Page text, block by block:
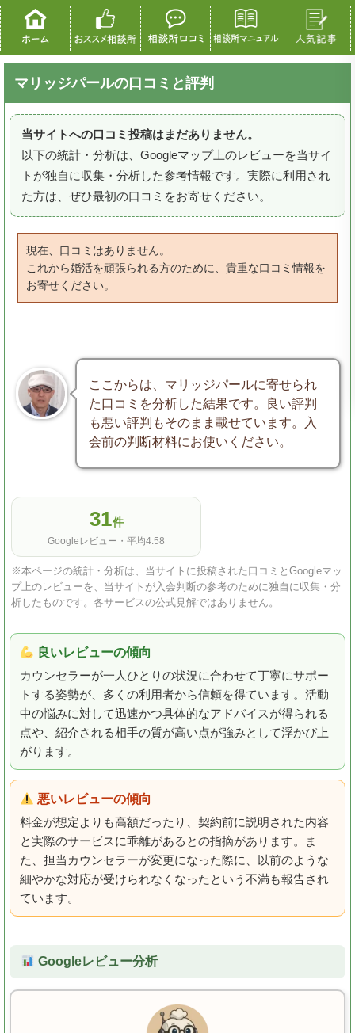
マリッジパールの口コミと評判
当サイトへの口コミ投稿はまだありません。
以下の統計・分析は、Googleマップ上のレビューを当サイ
トが独自に収集・分析した参考情報です。実際に利用され
た方は、ぜひ最初の口コミをお寄せください。
現在、口コミはありません。
これから婚活を頑張られる方のために、貴重な口コミ情報を
お寄せください。
ここからは、マリッジパールに寄せられ
た口コミを分析した結果です。良い評判
も悪い評判もそのまま載せています。入
会前の判断材料にお使いください。
31件
Googleレビュー・平均4.58
※本ページの統計・分析は、当サイトに投稿された口コミとGoogleマッ
プ上のレビューを、当サイトが入会判断の参考のために独自に収集・分
析したものです。各サービスの公式見解ではありません。
良いレビューの傾向
カウンセラーが一人ひとりの状況に合わせて丁寧にサポー
トする姿勢が、多くの利用者から信頼を得ています。活動
中の悩みに対して迅速かつ具体的なアドバイスが得られる
点や、紹介される相手の質が高い点が強みとして浮かび上
がります。
悪いレビューの傾向
料金が想定よりも高額だったり、契約前に説明された内容
と実際のサービスに乖離があるとの指摘があります。ま
た、担当カウンセラーが変更になった際に、以前のような
細やかな対応が受けられなくなったという不満も報告され
ています。
Googleレビュー分析